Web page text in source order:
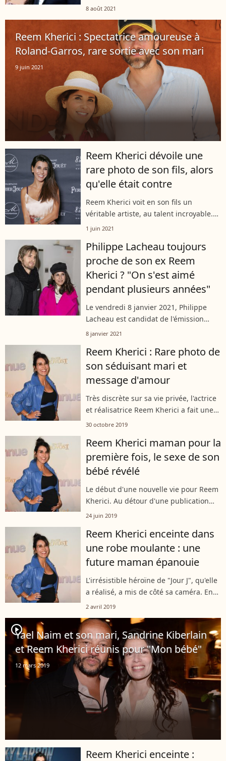
époux, Gilles Lemaire. Un séduisant
plusieurs années déjà.
8 août 2021
Reem Kherici : Spectatrice amoureuse à
Roland-Garros, rare sortie avec son mari
9 juin 2021
Reem Kherici dévoile une
rare photo de son fils, alors
qu'elle était contre
Reem Kherici voit en son fils un
véritable artiste, au talent incroyable.
L'actrice a joué la carte de l'humour lors
une photo de son bout de...
1 juin 2021
Philippe Lacheau toujours
proche de son ex Reem
Kherici ? "On s'est aimé
pendant plusieurs années"
Le vendredi 8 janvier 2021, Philippe
Lacheau est candidat de l'émission
"District Z", diffusée en première partie
ses relations amoureuses,...
8 janvier 2021
Reem Kherici : Rare photo de
son séduisant mari et
message d'amour
Très discrète sur sa vie privée, l'actrice
et réalisatrice Reem Kherici a fait une
petite entorse en postant, sur son
de son mari. La jolie brune...
30 octobre 2019
Reem Kherici maman pour la
première fois, le sexe de son
bébé révélé
Le début d'une nouvelle vie pour Reem
Kherici. Au détour d'une publication
Instagram, la comédienne et
son premier enfant. L'identité du
jeune...
24 juin 2019
Reem Kherici enceinte dans
une robe moulante : une
future maman épanouie
L'irrésistible héroïne de "Jour J", qu'elle
a réalisé, a mis de côté sa caméra. En
effet, Reem Kherici se prépare pour un
premier enfant. En attendant,...
2 avril 2019
player2
Yael Naim et son mari, Sandrine Kiberlain
et Reem Kherici réunis pour "Mon bébé"
12 mars 2019
Reem Kherici enceinte :